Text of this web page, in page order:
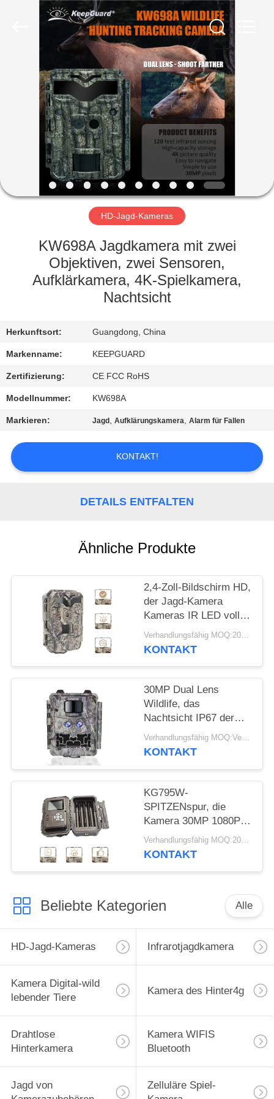
HAUSE
PRODUKTE
VIDEOS
ÜBER
WERKSBESICHTIGUNG
QUALITÄTSKONTROLLE
KONTAKT
MIT
UNS
NEUIGKEITEN
BITTE
UM
DATENSCHUTZRICHTLINIE
HD-Jagd-Kameras
KW698A Jagdkamera mit zwei
Objektiven, zwei Sensoren,
Aufklärkamera, 4K-Spielkamera,
Nachtsicht
Herkunftsort: Guangdong, China
Markenname: KEEPGUARD
Zertifizierung: CE FCC RoHS
Modellnummer: KW698A
Markieren: Jagd ,Aufklärungskamera,Alarm für Fallen
KONTAKT!
DETAILS ENTFALTEN
Ähnliche Produkte
2,4-Zoll-Bildschirm HD,
der Jagd-Kamera
Kameras IR LED volle
HD 1080P Hinterjagt Verhandlungsfähig MOQ:20pcs
KONTAKT
30MP Dual Lens
Wildlife, das
Nachtsicht IP67 der
Kamera-1080P jagt
Verhandlungsfähig MOQ:Verkäuflich
KONTAKT
KG795W-
SPITZENspur, die
Kamera 30MP 1080P
HD für Tier der wild
lebenden Tiere jagt
Verhandlungsfähig MOQ:20pcs
KONTAKT
Beliebte Kategorien Alle
HD-Jagd-Kameras Infrarotjagdkamera
Kamera Digital-wild
lebender Tiere
Kamera des Hinter4g
Drahtlose
Hinterkamera
Kamera WIFIS
Bluetooth
Jagd von
Zelluläre Spiel-